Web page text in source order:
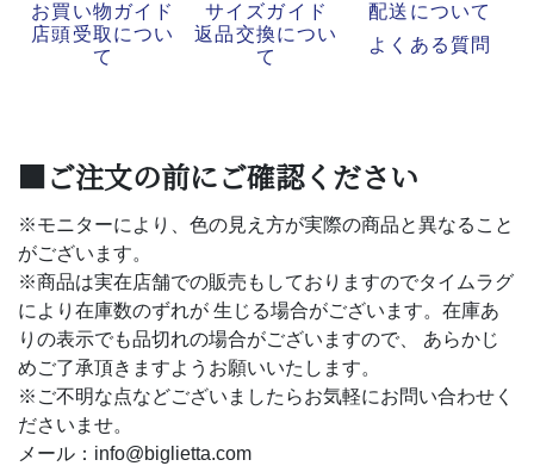
お買い物ガイド サイズガイド
配送について
店頭受取につい
て
返品交換につい
て
よくある質問
■ご注文の前にご確認ください
※モニターにより、色の見え方が実際の商品と異なること
がございます。
※商品は実在店舗での販売もしておりますのでタイムラグ
により在庫数のずれが 生じる場合がございます。在庫あ
りの表示でも品切れの場合がございますので、 あらかじ
めご了承頂きますようお願いいたします。
※ご不明な点などございましたらお気軽にお問い合わせく
ださいませ。
メール：info@biglietta.com